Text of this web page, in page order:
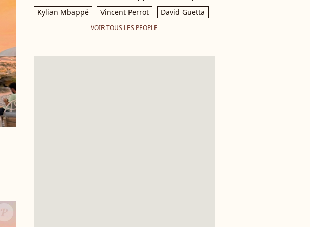
Kylian Mbappé
Vincent Perrot David Guetta
VOIR TOUS LES PEOPLE